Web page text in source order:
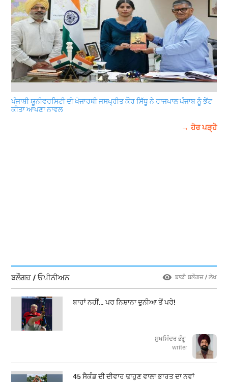
ਪੰਜਾਬੀ ਯੂਨੀਵਰਸਿਟੀ ਦੀ ਖੋਜਾਰਥੀ ਜਸਪ੍ਰੀਤ ਕੌਰ ਸਿੱਧੂ ਨੇ ਰਾਜਪਾਲ ਪੰਜਾਬ ਨੂੰ ਭੇਂਟ
ਕੀਤਾ ਆਪਣਾ ਨਾਵਲ
→ ਹੋਰ ਪੜ੍ਹੋ
ਬਲੌਗਜ਼ / ਓਪੀਨੀਅਨ ਬਾਕੀ ਬਲੌਗਜ਼ / ਲੇਖ
ਬਾਹਾਂ ਨਹੀਂ… ਪਰ ਨਿਸ਼ਾਨਾ ਦੁਨੀਆ ਤੋਂ ਪਰੇ!
ਸੁਖਮਿੰਦਰ ਭੰਗੂ
writer
45 ਸੈਕੰਡ ਦੀ ਦੀਵਾਰ ਢਾਹੁਣ ਵਾਲਾ ਭਾਰਤ ਦਾ ਨਵਾਂ